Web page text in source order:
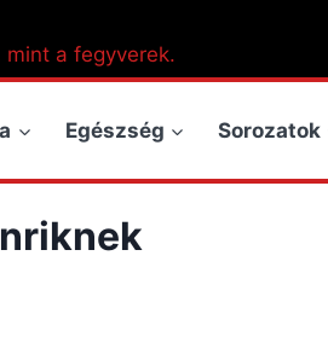
a fegyverek.
Egészség Sorozatok